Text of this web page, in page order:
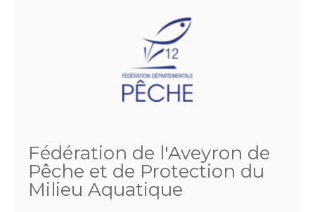
Fédération de l'Aveyron de
Pêche et de Protection du
Milieu Aquatique